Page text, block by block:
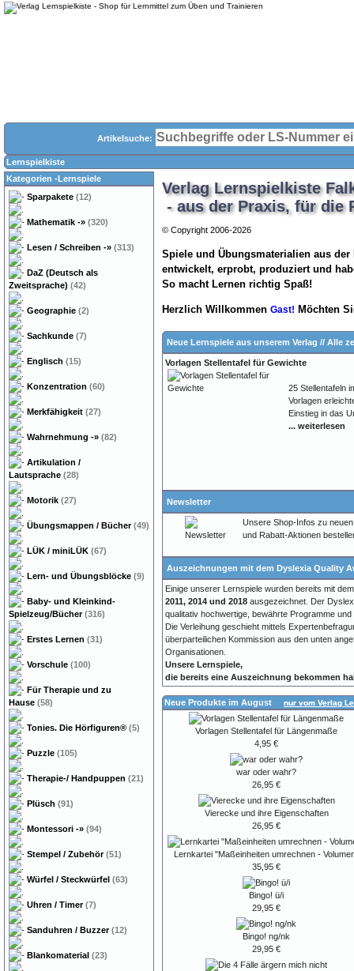
Artikelsuche:
Lernspielkiste
Verlag Lernspielkiste
- aus der Praxis, für die
© Copyright 2006-2026
Spiele und Übungsmaterialien aus
entwickelt, erprobt, produziert und
So macht Lernen richtig Spaß!
Herzlich Willkommen Gast! Möchten
Neue Lernspiele aus unserem Verlag // Alle
Vorlagen Stellentafel für Gewichte
25 Stellentafeln
Vorlagen
Einstieg in das
... weiterlesen
Newsletter
Unsere Shop-Infos zu
und Rabatt-Aktionen
Auszeichnungen mit dem Dyslexia Quality
Einige unserer Lernspiele wurden bereits mit
2011, 2014 und 2018 ausgezeichnet. Der
qualitativ hochwertige, bewährte Programme
Die Verleihung geschieht mittels
überparteilichen Kommission aus den unten
Organisationen.
Unsere Lernspiele,
die bereits eine Auszeichnung bekommen
Neue Produkte im August nur vom Verlag
Vorlagen Stellentafel für Längenmaße
4,95 €
war oder wahr?
26,95 €
Vierecke und ihre Eigenschaften
26,95 €
Lernkartei "Maßeinheiten umrechnen -
35,95 €
Bingo! ü/i
29,95 €
Bingo! ng/nk
29,95 €
Kategorien -Lernspiele
Sparpakete (12)
Mathematik -» (320)
Lesen / Schreiben -» (313)
DaZ (Deutsch als
Zweitsprache) (42)
Geographie (2)
Sachkunde (7)
Englisch (15)
Konzentration (60)
Merkfähigkeit (27)
Wahrnehmung -» (82)
Artikulation /
Lautsprache (28)
Motorik (27)
Übungsmappen / Bücher(49)
LÜK / miniLÜK (67)
Lern- und Übungsblöcke (9)
Baby- und Kleinkind-
Spielzeug/Bücher(316)
Erstes Lernen (31)
Vorschule (100)
Für Therapie und zu
Hause (58)
Tonies. Die Hörfiguren® (5)
Puzzle (105)
Therapie-/ Handpuppen (21)
Plüsch (91)
Montessori -» (94)
Stempel / Zubehör(51)
Würfel / Steckwürfel (63)
Uhren / Timer(7)
Sanduhren / Buzzer(12)
Blankomaterial (23)